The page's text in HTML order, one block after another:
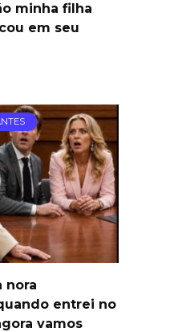
minha filha
em seu
nora
entrei no
vamos